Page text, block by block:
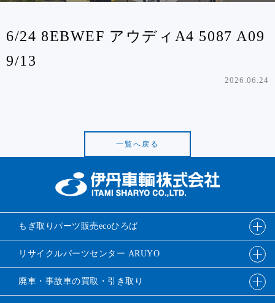
6/24 8EBWEF アウディA4 5087 A09
9/13
2026.06.24
一覧へ戻る
もぎ取りパーツ販売ecoひろば
リサイクルパーツセンター ARUYO
廃車・事故車の買取・引き取り